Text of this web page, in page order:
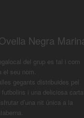
Negra
del grup es tal i com
el seu nom.
gegants distribuides pel
futbolins i una deliciosa carta
d’una nit única a la